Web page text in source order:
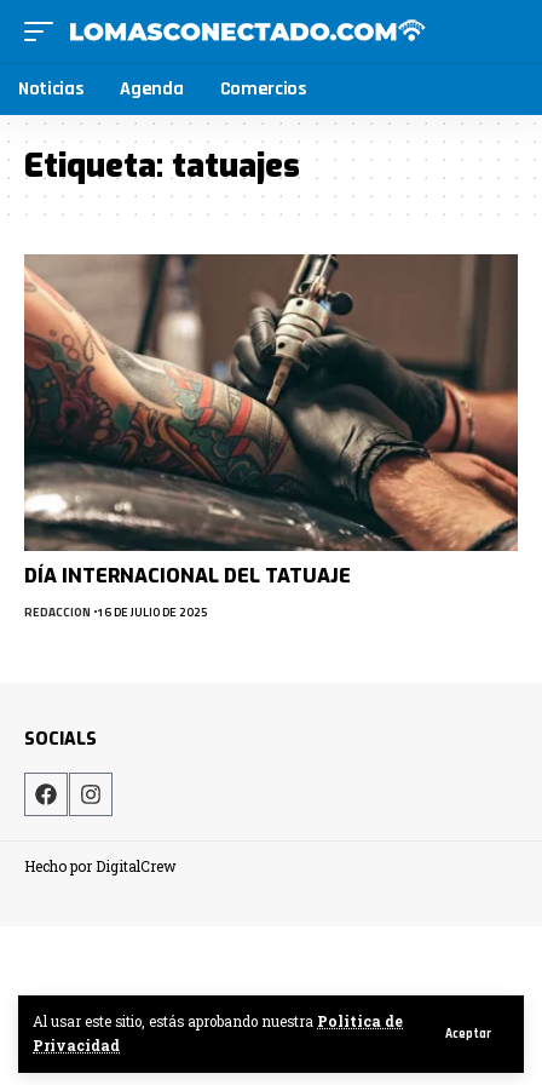
Al usar este sitio, estás aprobando nuestra Politica de
Privacidad
Aceptar
Noticias Agenda Comercios
Etiqueta:tatuajes
DÍA INTERNACIONAL DEL TATUAJE
REDACCION 16 DE JULIO DE 2025
SOCIALS
Hecho por DigitalCrew